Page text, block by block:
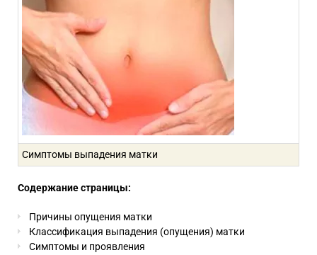
Симптомы выпадения матки
Содержание страницы:
Причины опущения матки
Классификация выпадения (опущения) матки
Симптомы и проявления